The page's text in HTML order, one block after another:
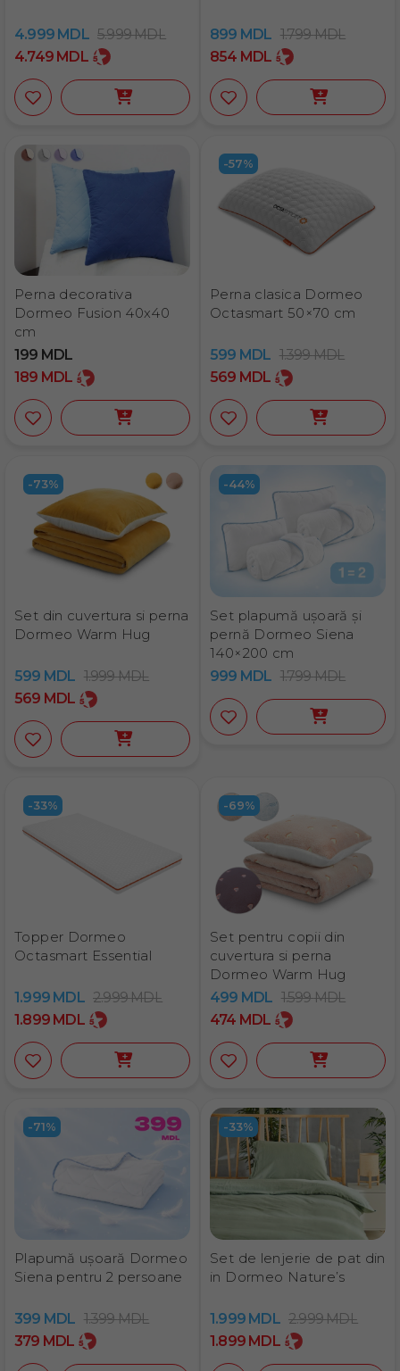
4.999 MDL 5.999MDL
4.749 MDL
899 MDL 1.799MDL
854 MDL
Perna decorativa
Dormeo Fusion 40х40
cm
199 MDL
189 MDL
-57%
Perna clasica Dormeo
Octasmart 50×70 cm
599 MDL 1.399MDL
569 MDL
-73%
Set din cuvertura si perna
Dormeo Warm Hug
599 MDL 1.999MDL
569 MDL
-44%
Set plapumă ușoară și
pernă Dormeo Siena
140×200 cm
999 MDL 1.799MDL
-33%
Topper Dormeo
Octasmart Essential
1.999 MDL 2.999MDL
1.899 MDL
-69%
Set pentru copii din
cuvertura si perna
Dormeo Warm Hug
499 MDL 1.599MDL
474 MDL
-71%
Plapumă ușoară Dormeo
Siena pentru 2 persoanе
399 MDL 1.399MDL
379 MDL
-33%
Set de lenjerie de pat din
in Dormeo Nature’s
1.999 MDL 2.999MDL
1.899 MDL